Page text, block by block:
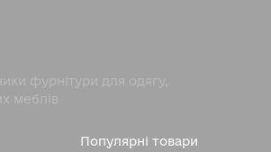
фурнітури для одягу,
меблів
Популярні товари